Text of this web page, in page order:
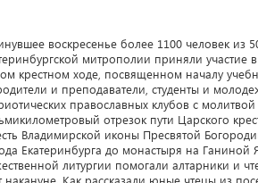
воскресенье более 1100 человек из
митрополии приняли участие
крестном ходе, посвященном началу
и преподаватели, студенты и
православных клубов с
отрезок пути Царского
Владимирской иконы Пресвятой
Екатеринбурга до монастыря на Ганиной
литургии помогали алтарники и
накануне. Как рассказали юные чтецы из